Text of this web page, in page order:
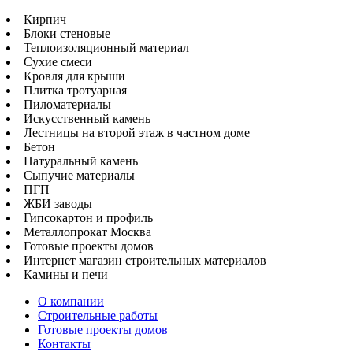
Кирпич
Блоки стеновые
Теплоизоляционный материал
Сухие смеси
Кровля для крыши
Плитка тротуарная
Пиломатериалы
Искусственный камень
Лестницы на второй этаж в частном доме
Бетон
Натуральный камень
Сыпучие материалы
ПГП
ЖБИ заводы
Гипсокартон и профиль
Металлопрокат Москва
Готовые проекты домов
Интернет магазин строительных материалов
Камины и печи
О компании
Строительные работы
Готовые проекты домов
Контакты